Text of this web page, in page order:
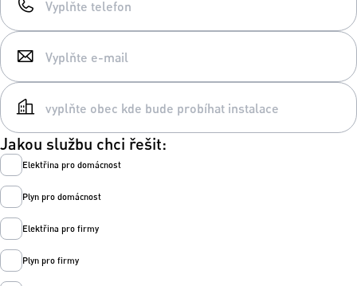
Jakou službu chci řešit:
Elektřina pro domácnost
Plyn pro domácnost
Elektřina pro firmy
Plyn pro firmy